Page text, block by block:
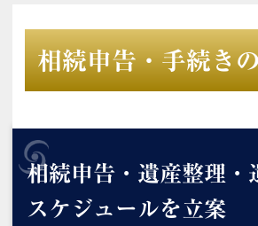
相続申告・手続き
相続申告・遺産整理・
スケジュールを立案